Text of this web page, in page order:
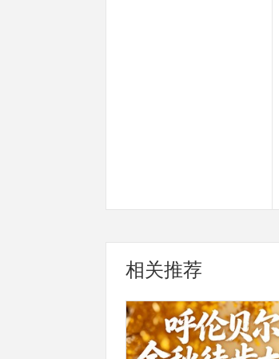
相关推荐